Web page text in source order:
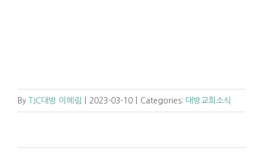
By TJC대방 이혜림 2023-03-10 Categories: 대방교회소식